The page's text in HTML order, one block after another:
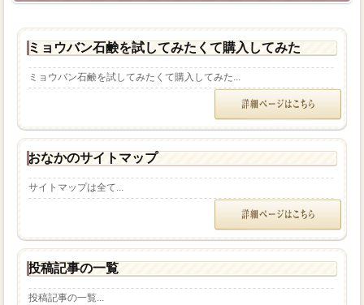
ミョウバン石鹸を試してみたくて購入してみた
ミョウバン石鹸を試してみたくて購入してみた...
おなかのサイトマップ
サイトマップは全て...
投稿記事の一覧
投稿記事の一覧...